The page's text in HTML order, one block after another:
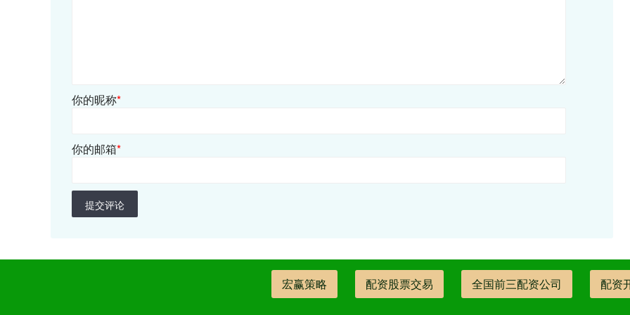
你的昵称*
你的邮箱*
提交评论
宏赢策略 配资股票交易 全国前三配资公司 配资